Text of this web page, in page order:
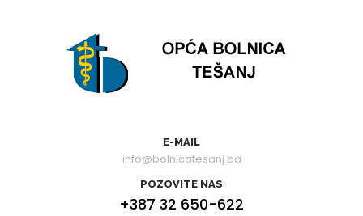
E-MAIL
info@bolnicatesanj.ba
POZOVITE NAS
+387 32 650-622